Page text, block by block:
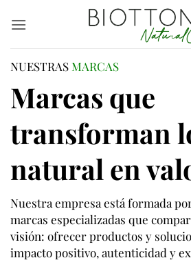
NUESTRAS MARCAS
Marcas que
transforman
natural en
Nuestra empresa está formada
marcas especializadas que
visión: ofrecer productos y
impacto positivo, autenticidad y